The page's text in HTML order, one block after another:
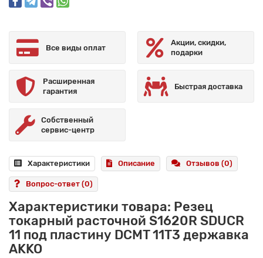
Все виды оплат
Акции, скидки,
подарки
Расширенная
гарантия
Быстрая доставка
Собственный
сервис-центр
Характеристики Описание Отзывов (0)
Вопрос-ответ (0)
Характеристики товара: Резец
токарный расточной S1620R SDUCR
11 под пластину DCMT 11T3 державка
AKKO